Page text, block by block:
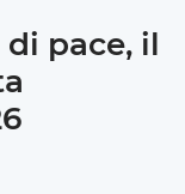
pace, il